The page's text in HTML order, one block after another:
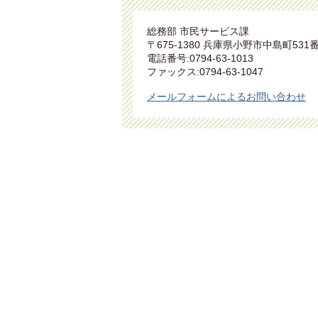
総務部 市民サービス課
〒675-1380 兵庫県小野市中島町531
電話番号:0794-63-1013
ファックス:0794-63-1047
メールフォームによるお問い合わせ